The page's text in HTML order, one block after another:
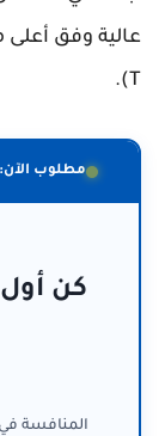
T).
مطلوب
كن
المنافسة